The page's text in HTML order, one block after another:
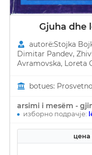
Gjuha dhe
autorë:Stojka
Dimitar Pandev,
Avramovska, Loreta
botues:
arsimi i mesëm -
изборно подрачје:
цена